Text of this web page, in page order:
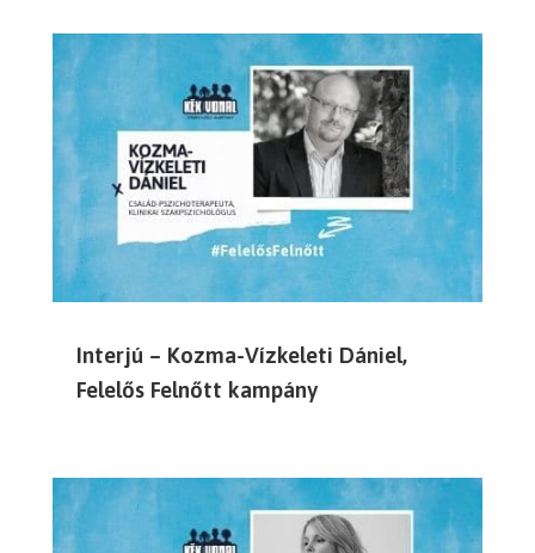
Interjú – Kozma-Vízkeleti Dániel,
Felelős Felnőtt kampány